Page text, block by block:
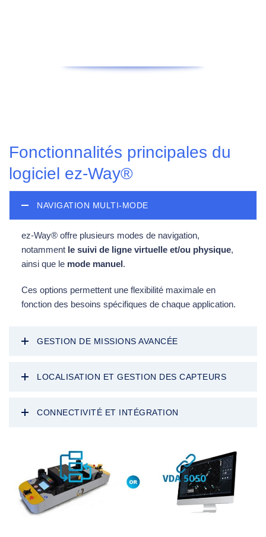
Fonctionnalités principales du
logiciel ez-Way®
NAVIGATION MULTI-MODE
ez-Way® offre plusieurs modes de navigation,
notamment le suivi de ligne virtuelle et/ou physique,
ainsi que le mode manuel.
Ces options permettent une flexibilité maximale en
fonction des besoins spécifiques de chaque application.
GESTION DE MISSIONS AVANCÉE
LOCALISATION ET GESTION DES CAPTEURS
CONNECTIVITÉ ET INTÉGRATION